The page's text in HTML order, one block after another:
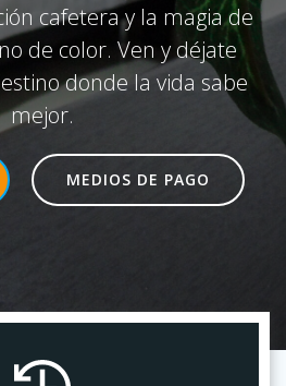
cafetera y la magia de
de color. Ven y déjate
donde la vida sabe
mejor.
MEDIOS DE PAGO